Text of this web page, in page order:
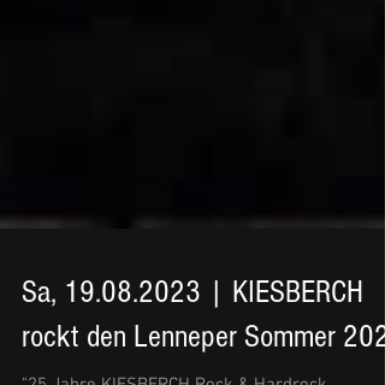
Sa, 19.08.2023 | KIESBERCH